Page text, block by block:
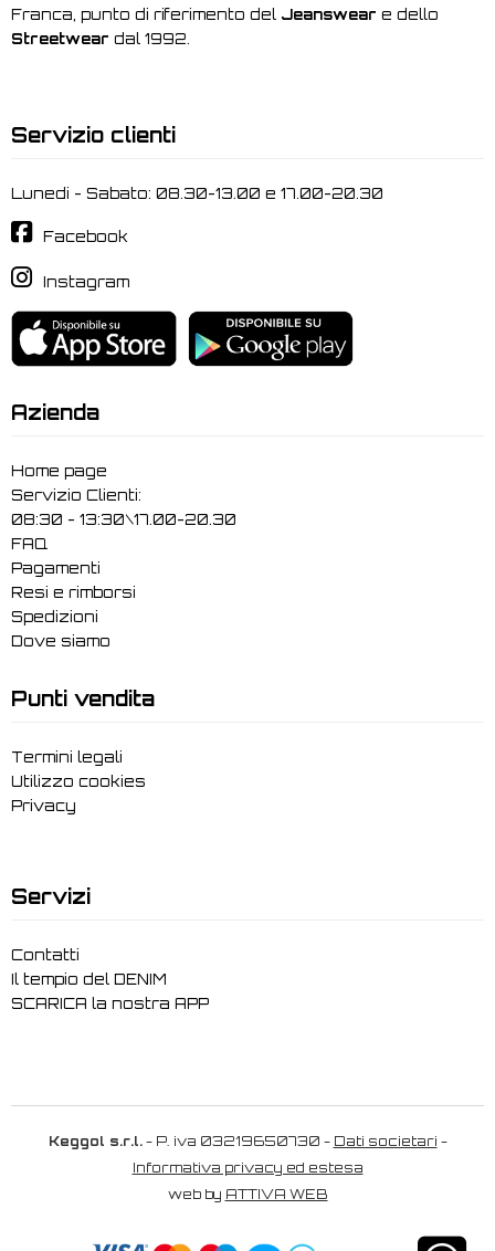
Franca, punto di riferimento del Jeanswear e dello
Streetwear dal 1992.
Servizio clienti
Lunedi - Sabato: 08.30-13.00 e 17.00-20.30
Facebook
Instagram
Azienda
Home page
Servizio Clienti:
08:30 - 13:30\17.00-20.30
FAQ
Pagamenti
Resi e rimborsi
Spedizioni
Dove siamo
Punti vendita
Termini legali
Utilizzo cookies
Privacy
Servizi
Contatti
Il tempio del DENIM
SCARICA la nostra APP
Keggol s.r.l.- P. iva 03219650730 - Dati societari -
Informativa privacy ed estesa
web by ATTIVA WEB